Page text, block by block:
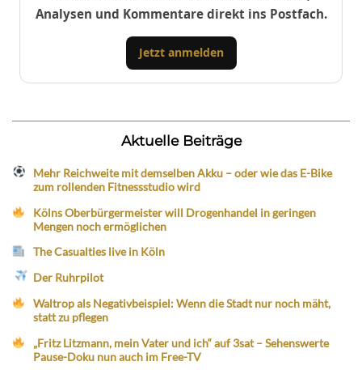
Analysen und Kommentare direkt ins Postfach.
Jetzt anmelden
Aktuelle Beiträge
Mehr Reichweite mit demselben Akku – oder wie das E-Bike
zum rollenden Fitnessstudio wird
Kölns Oberbürgermeister will Drogenhandel in geringen
Mengen noch ermöglichen
The Casualties live in Köln
Der Ruhrpilot
Waltrop als Negativbeispiel: Wenn die Stadt nur noch mäht,
statt zu pflegen
„Fritz Litzmann, mein Vater und ich“ auf 3sat – Sehenswerte
Pause-Doku nun auch im Free-TV